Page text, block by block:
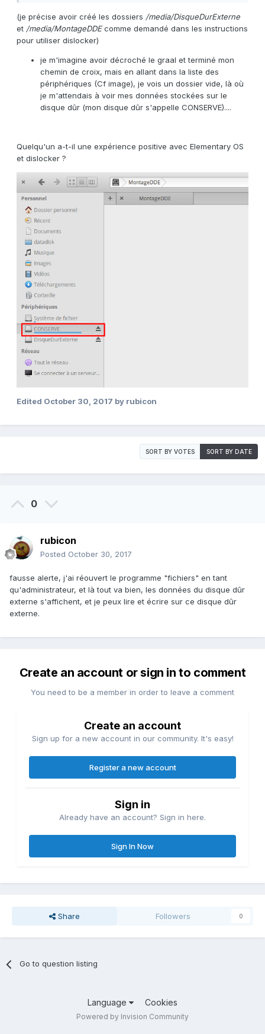
(je précise avoir créé les dossiers /media/DisqueDurExterne
et /media/MontageDDEcomme demandé dans les instructions
pour utiliser dislocker)
je m'imagine avoir décroché le graal et terminé mon
chemin de croix, mais en allant dans la liste des
périphériques (Cf image), je vois un dossier vide, là où
je m'attendais à voir mes données stockées sur le
disque dûr (mon disque dûr s'appelle CONSERVE)....
Quelqu'un a-t-il une expérience positive avec Elementary OS
et dislocker ?
Edited October 30, 2017 by rubicon
SORT BY VOTES SORT BY DATE
0
rubicon
Posted October 30, 2017
fausse alerte, j'ai réouvert le programme "fichiers" en tant
qu'administrateur, et là tout va bien, les données du disque dûr
externe s'affichent, et je peux lire et écrire sur ce disque dûr
externe.
Create an account or sign in to comment
You need to be a member in order to leave a comment
Create an account
Sign up for a new account in our community. It's easy!
Register a new account
Sign in
Already have an account? Sign in here.
Sign In Now
Share Followers 0
Go to question listing
Language Cookies
Powered by Invision Community